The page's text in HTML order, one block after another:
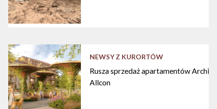
NEWSY Z KURORTÓW
Rusza sprzedaż apartamentów
Allcon